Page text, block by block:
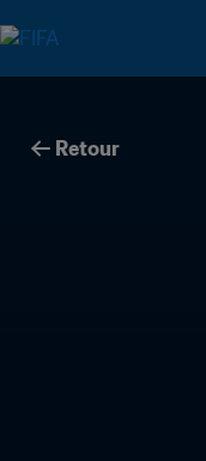
Retour